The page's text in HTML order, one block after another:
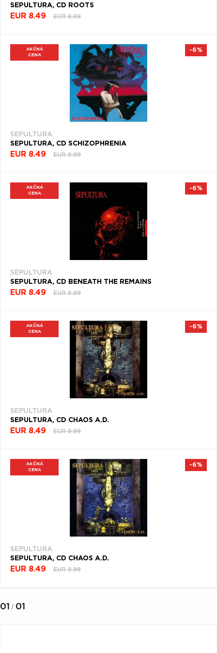
SEPULTURA, CD ROOTS
EUR 8.49 EUR 8.99
AKČNÁ
CENA
SEPULTURA
SEPULTURA, CD SCHIZOPHRENIA
EUR 8.49 EUR 8.99
-6%
AKČNÁ
CENA
SEPULTURA
SEPULTURA, CD BENEATH THE REMAINS
EUR 8.49 EUR 8.99
-6%
AKČNÁ
CENA
SEPULTURA
SEPULTURA, CD CHAOS A.D.
EUR 8.49 EUR 8.99
-6%
AKČNÁ
CENA
SEPULTURA
SEPULTURA, CD CHAOS A.D.
EUR 8.49 EUR 8.99
-6%
01 / 01